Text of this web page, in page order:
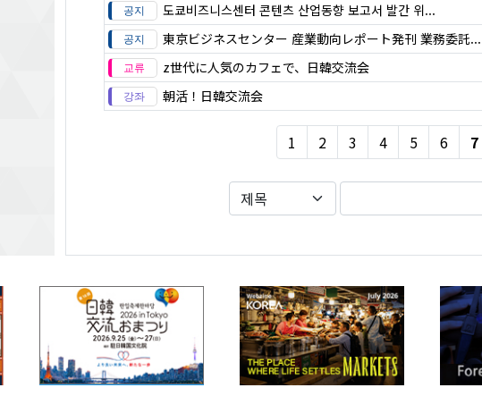
도쿄비즈니스센터 콘텐츠 산업동향 보고서 발간 위...
東京ビジネスセンター 産業動向レポート発刊 業務委託...
z世代に人気のカフェで、日韓交流会
朝活！日韓交流会
1 2 3 4 5 6 7